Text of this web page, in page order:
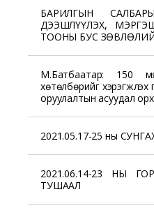
БАРИЛГЫН
ДЭЭШЛҮҮЛЭХ,
ТООНЫ БУС
М.Батбаатар: 150
хөтөлбөрийг
оруулалтын асуудал
2021.05.17-25 ны
2021.06.14-23 НЫ
ТУШААЛ